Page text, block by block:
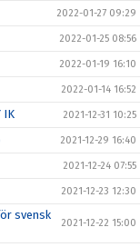
2022-01-27 09:29
2022-01-25 08:56
2022-01-19 16:10
2022-01-14 16:52
IK 2021-12-31 10:25
2021-12-29 16:40
2021-12-24 07:55
2021-12-23 12:30
svensk
2021-12-22 15:00